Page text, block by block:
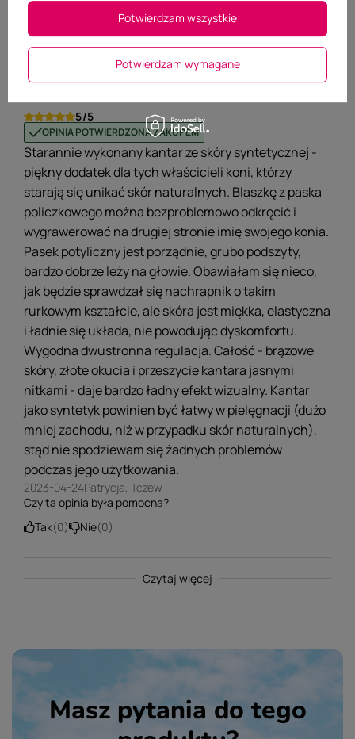
Polecam - kantor piękny
Iga, Mielec
5/5
OPINIA POTWIERDZONA ZAKUPEM
Starannie wykonany kantar ze skóry syntetycznej -
piękny dodatek dla tych właścicieli koni, którzy
starają się unikać skór naturalnych. Blaszkę z paska
policzkowego można bezproblemowo odkręcić i
wygrawerować na drugiej stronie imię swojego konia.
Pasek potyliczny jest porządnie, grubo podszyty,
bardzo dobrze leży na głowie. Obawiałam się nieco,
jak będzie sprawdzał się nachrapnik o takim
rurkowym kształcie, ale skóra jest miękka, elastyczna
i ładnie się układa, nie powodując dyskomfortu.
Wygodna dwustronna regulacja. Całość - brązowe
skóry, złote okucia i przeszycie kantara jasnymi
nitkami - daje bardzo ładny efekt wizualny. Kantar
jako syntetyk powinien być łatwy w pielęgnacji (dużo
mniej zachodu, niż w przypadku skór naturalnych),
stąd nie spodziewam się żadnych problemów
podczas jego użytkowania.
2023-04-24Patrycja, Tczew
Czy ta opinia była pomocna?
Tak 0 Nie 0
Czytaj więcej
Masz pytania do tego
Potwierdzam wymagane
Potwierdzam wszystkie